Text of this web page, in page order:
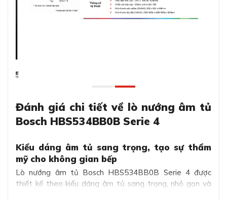
Đánh giá chi tiết về lò nướng âm tủ
Bosch HBS534BB0B Serie 4
Kiểu dáng âm tủ sang trọng, tạo sự thẩm
mỹ cho không gian bếp
Lò nướng âm tủ Bosch HBS534BB0B Serie 4 được
thiết kế theo kiểu dáng âm tủ sang trọng, nhỏ gọn và